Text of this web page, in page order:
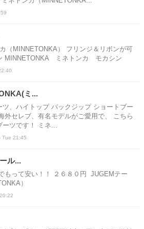
（MINNETONKA） フリンジ＆リボンが可
MINNETONKA ミネトンカ モカシン
ミ...
ツ、ハイトップ バックジップ ショートブー
外セレブ、有名モデルがご愛用で、 こちら
ツです！ ミネ...
Tue 21:45
ル...
もって安い！！ ２６８０円 JUGEMテー
）